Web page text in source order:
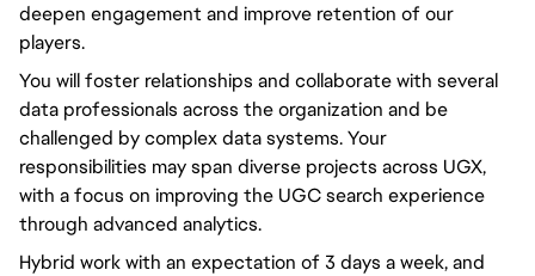
deepen engagement and improve retention of our
players.
You will foster relationships and collaborate with several
data professionals across the organization and be
challenged by complex data systems. Your
responsibilities may span diverse projects across UGX,
with a focus on improving the UGC search experience
through advanced analytics.
Hybrid work with an expectation of 3 days a week, and